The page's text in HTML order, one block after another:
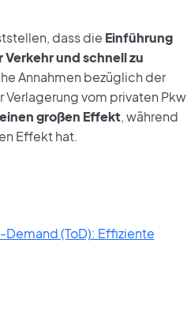
dass die Einführung
und schnell zu
Annahmen bezüglich der
vom privaten Pkw
großen Effekt, während
Effekt hat.
(ToD): Effiziente